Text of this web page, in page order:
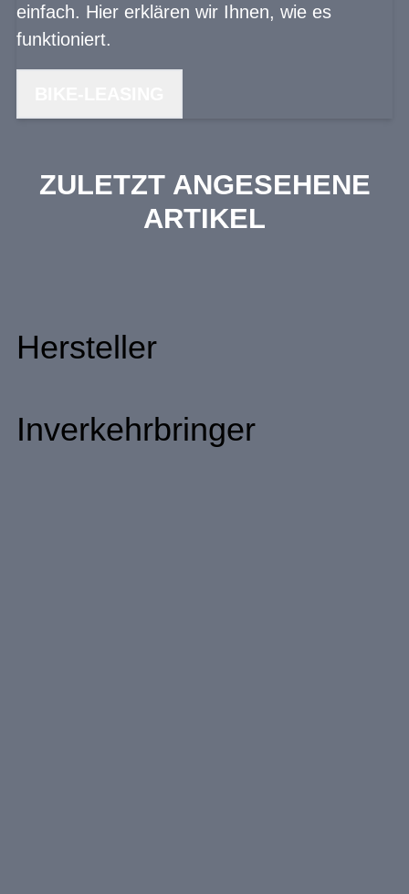
einfach. Hier erklären wir Ihnen, wie es
funktioniert.
ZULETZT ANGESEHENE
ARTIKEL
Hersteller
Inverkehrbringer